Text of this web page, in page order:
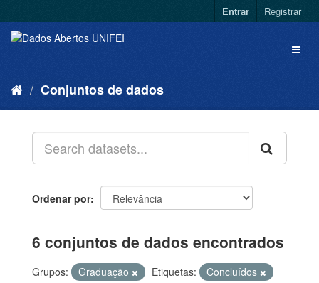
Entrar Registrar
Conjuntos de dados
Ordenar por
6 conjuntos de dados encontrados
Grupos: Graduação Etiquetas:
Concluídos